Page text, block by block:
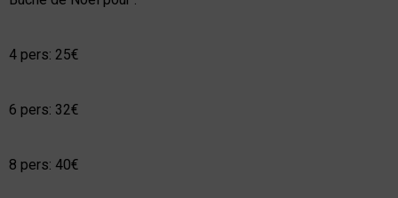
4 pers: 25€
6 pers: 32€
8 pers: 40€